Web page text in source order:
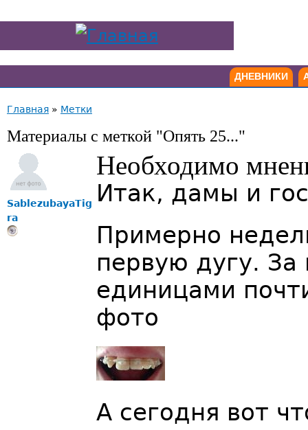
ДНЕВНИКИ
Главная » Метки
Материалы с меткой "Опять 25..."
SablezubayaTig
ra
Необходимо
Итак, дамы и
Примерно
первую дугу.
единицами
фото
А сегодня вот